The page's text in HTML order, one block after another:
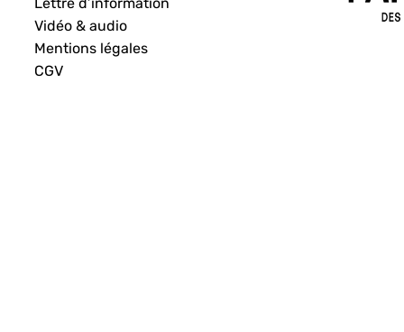
Vidéo & audio
Mentions légales
CGV